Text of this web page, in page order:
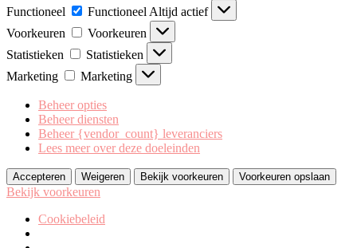
Functioneel
Functioneel Altijd actief
Voorkeuren
Voorkeuren
Statistieken
Statistieken
Marketing
Marketing
Beheer opties
Beheer diensten
Beheer {vendor_count} leveranciers
Lees meer over deze doeleinden
Accepteren Weigeren Bekijk voorkeuren Voorkeuren opslaan
Bekijk voorkeuren
Cookiebeleid